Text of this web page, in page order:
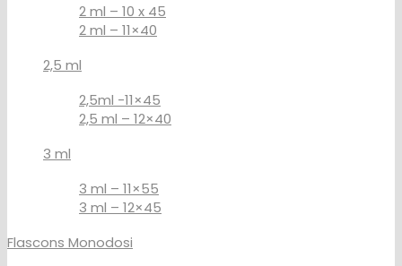
2 ml – 10 x 45
2 ml – 11×40
2,5 ml
2,5ml -11×45
2,5 ml – 12×40
3 ml
3 ml – 11×55
3 ml – 12×45
Flascons Monodosi